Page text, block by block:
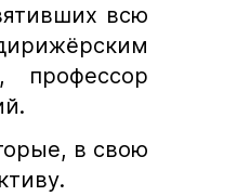
всю
профессор
в свою